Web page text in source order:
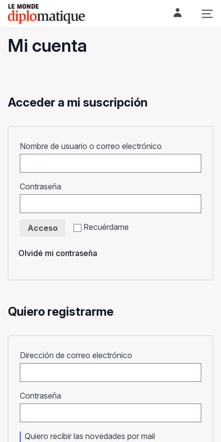
Skip
content
Le monde diplomatique
Mi cuenta
Acceder a mi suscripción
Nombre de usuario o correo electrónico
Contraseña
Recuérdame
Acceso
Olvidé mi contraseña
Quiero registrarme
Dirección de correo electrónico
Contraseña
Quiero recibir las novedades por mail